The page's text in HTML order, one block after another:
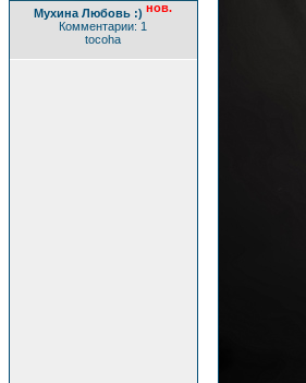
Мухина Любовь :) нов.
Комментарии: 1
tocoha